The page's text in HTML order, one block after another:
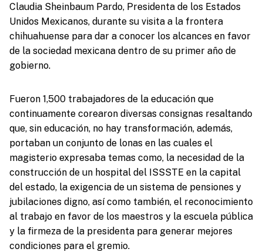
Claudia Sheinbaum Pardo, Presidenta de los Estados
Unidos Mexicanos, durante su visita a la frontera
chihuahuense para dar a conocer los alcances en favor
de la sociedad mexicana dentro de su primer año de
gobierno.
Fueron 1,500 trabajadores de la educación que
continuamente corearon diversas consignas resaltando
que, sin educación, no hay transformación, además,
portaban un conjunto de lonas en las cuales el
magisterio expresaba temas como, la necesidad de la
construcción de un hospital del ISSSTE en la capital
del estado, la exigencia de un sistema de pensiones y
jubilaciones digno, así como también, el reconocimiento
al trabajo en favor de los maestros y la escuela pública
y la firmeza de la presidenta para generar mejores
condiciones para el gremio.